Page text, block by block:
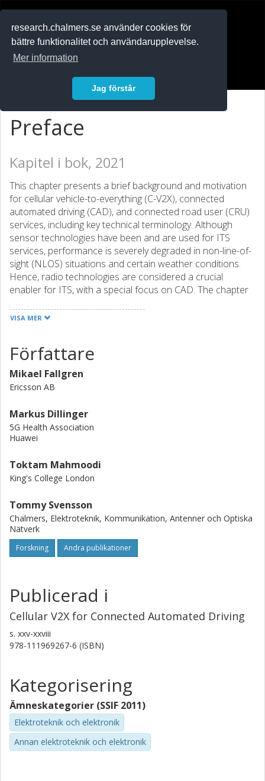
research.chalmers.se använder cookies för
bättre funktionalitet och användarupplevelse.
Mer information
Jag förstår
Preface
Kapitel i bok, 2021
This chapter presents a brief background and motivation
for cellular vehicle-to-everything (C-V2X), connected
automated driving (CAD), and connected road user (CRU)
services, including key technical terminology. Although
sensor technologies have been and are used for ITS
services, performance is severely degraded in non-line-of-
sight (NLOS) situations and certain weather conditions.
Hence, radio technologies are considered a crucial
enabler for ITS, with a special focus on CAD. The chapter
automotive industries for a joint roadmap for CAD. It then
chapter also provides an overview of the key concepts
discussed in this book. The book describes the ecosystem
around CAD, including business aspects and
standardization as well as technical solutions enabling
perspective.
VISA MER
Författare
Mikael Fallgren
Ericsson AB
Markus Dillinger
5G Health Association
Huawei
Toktam Mahmoodi
King's College London
Tommy Svensson
Chalmers, Elektroteknik, Kommunikation, Antenner och Optiska
Nätverk
Forskning Andra publikationer
Publicerad i
Cellular V2X for Connected Automated Driving
s. xxv-xxviii
978-111969267-6 (ISBN)
Kategorisering
Ämneskategorier (SSIF 2011)
Elektroteknik och elektronik
Annan elektroteknik och elektronik